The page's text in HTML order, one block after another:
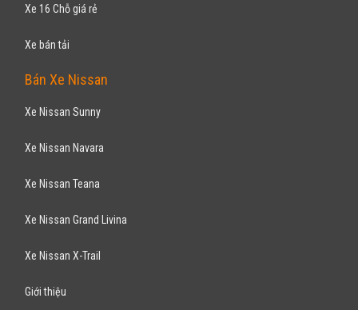
Xe 16 Chỗ giá rẻ
Xe bán tải
Bán Xe Nissan
Xe Nissan Sunny
Xe Nissan Navara
Xe Nissan Teana
Xe Nissan Grand Livina
Xe Nissan X-Trail
Giới thiệu